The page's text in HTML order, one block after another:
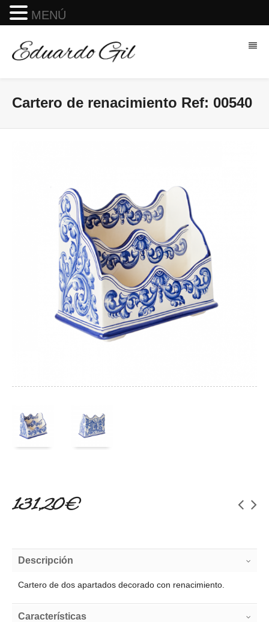
Cartero de renacimiento Ref: 00540
131,20 €
Descripción
Cartero de dos apartados decorado con renacimiento.
Características
MENÚ